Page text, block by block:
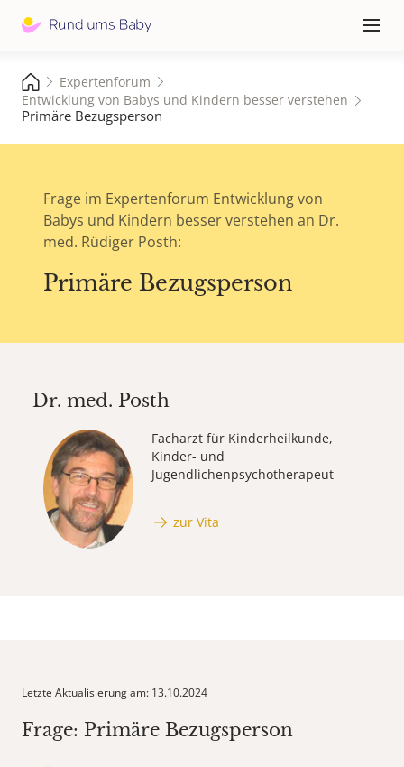
≡
Expertenforum
Entwicklung von Babys und Kindern besser verstehen
Primäre Bezugsperson
Frage im Expertenforum Entwicklung von
Babys und Kindern besser verstehen an Dr.
med. Rüdiger Posth:
Primäre Bezugsperson
Dr. med. Posth
Facharzt für Kinderheilkunde,
Kinder- und
Jugendlichenpsychotherapeut
zur Vita
Letzte Aktualisierung am: 13.10.2024
Frage: Primäre Bezugsperson